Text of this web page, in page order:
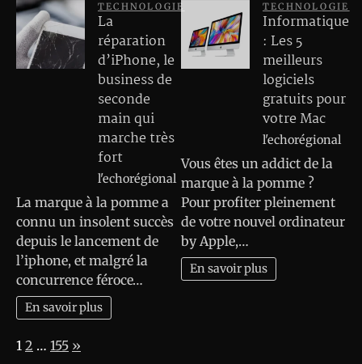
TECHNOLOGIE
La
réparation
d’iPhone, le
business de
seconde
main qui
marche très
fort
l'echorégional
La marque à la pomme a
connu un insolent succès
depuis le lancement de
l’iphone, et malgré la
concurrence féroce…
En savoir plus
TECHNOLOGIE
Informatique
: Les 5
meilleurs
logiciels
gratuits pour
votre Mac
l'echorégional
Vous êtes un addict de la
marque à la pomme ?
Pour profiter pleinement
de votre nouvel ordinateur
by Apple,…
En savoir plus
Page:
1 2 … 155 Next
»